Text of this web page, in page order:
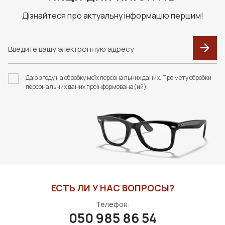
F091 В КОЛЬОРАХ.
ФУТЛЯР З СЕРВЕТКОЮ
FASHION STYLE
НАБІР ОДНАРАЗОВИХ
АНТИФОГ" (20 ШТУК)
В КОРЗИНУ
Дізнайтеся про актуальну інформацію першим!
Даю згоду на обробку моїх персональних даних. Про мету обробки
персональних даних проінформована(ий)
ЕСТЬ ЛИ У НАС ВОПРОСЫ?
Телефон:
050 985 86 54